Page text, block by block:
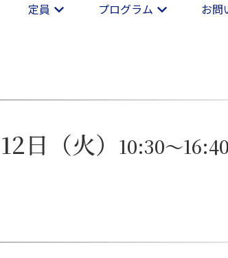
定員 プログラム お問
日（火） 10:30～16:40